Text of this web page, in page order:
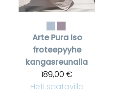
Arte Pura Iso
froteepyyhe
kangasreunalla
189,00 €
Heti saatavilla